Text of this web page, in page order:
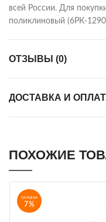
всей России. Для
поликлиновый (6РК-
ОТЗЫВЫ (0)
ДОСТАВКА И
ПОХОЖИЕ
СКИДКА
7%